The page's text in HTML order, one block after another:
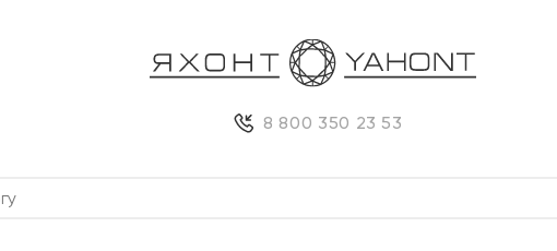
8 800 350 23 53